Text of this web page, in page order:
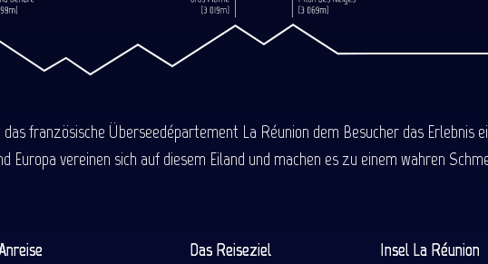
französische Überseedépartement La Réunion dem Besucher das Erlebnis
Europa vereinen sich auf diesem Eiland und machen es zu einem wahren
Das Reiseziel
Insel La Réunion